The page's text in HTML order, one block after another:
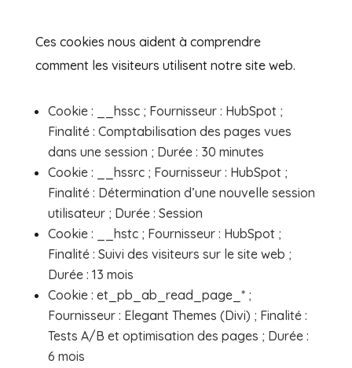
Ces cookies nous aident à comprendre
comment les visiteurs utilisent notre site web.
Cookie : __hssc ; Fournisseur : HubSpot ;
Finalité : Comptabilisation des pages vues
dans une session ; Durée : 30 minutes
Cookie : __hssrc ; Fournisseur : HubSpot ;
Finalité : Détermination d’une nouvelle session
utilisateur ; Durée : Session
Cookie : __hstc ; Fournisseur : HubSpot ;
Finalité : Suivi des visiteurs sur le site web ;
Durée : 13 mois
Cookie : et_pb_ab_read_page_* ;
Fournisseur : Elegant Themes (Divi) ; Finalité :
Tests A/B et optimisation des pages ; Durée :
6 mois